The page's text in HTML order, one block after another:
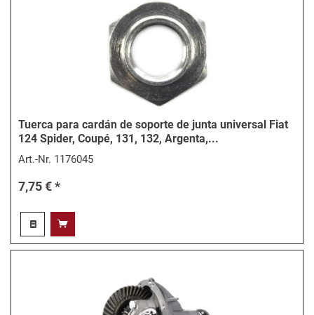
Tuerca para cardán de soporte de junta universal Fiat
124 Spider, Coupé, 131, 132, Argenta,...
Art.-Nr. 1176045
7,75 € *